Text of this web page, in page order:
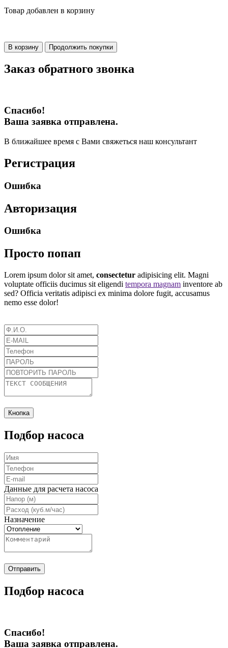
Товар добавлен в корзину
В корзину Продолжить покупки
Заказ обратного звонка
Спасибо!
Ваша заявка отправлена.
В ближайшее время с Вами свяжеться наш консультант
Регистрация
Ошибка
Авторизация
Ошибка
Просто попап
Lorem ipsum dolor sit amet, consectetur adipisicing elit. Magni
voluptate officiis ducimus sit eligendi tempora magnam inventore ab
sed? Officia veritatis adipisci ex minima dolore fugit, accusamus
nemo esse dolor!
Кнопка
Подбор насоса
Данные для расчета насоса
Назначение
Отправить
Подбор насоса
Спасибо!
Ваша заявка отправлена.